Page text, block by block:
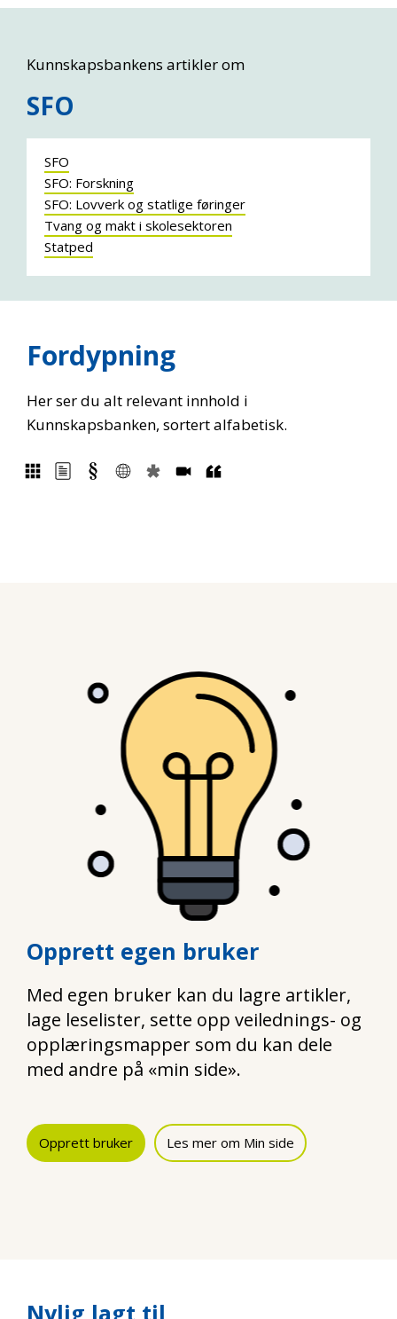
Kunnskapsbankens artikler om
SFO
SFO
SFO: Forskning
SFO: Lovverk og statlige føringer
Tvang og makt i skolesektoren
Statped
Fordypning
Her ser du alt relevant innhold i
Kunnskapsbanken, sortert alfabetisk.
Opprett egen bruker
Med egen bruker kan du lagre artikler,
lage leselister, sette opp veilednings- og
opplæringsmapper som du kan dele
med andre på «min side».
Opprett bruker Les mer om Min side
Nylig lagt til